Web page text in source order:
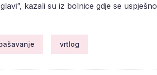
kazali su iz bolnice gdje se uspješno
vrtlog